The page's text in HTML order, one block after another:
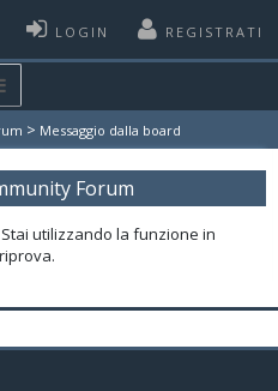
LOGIN REGISTRATI
> Messaggio dalla board
Forum
utilizzando la funzione in